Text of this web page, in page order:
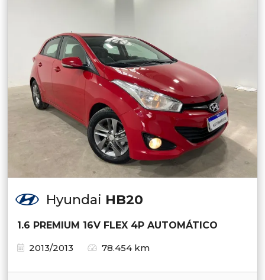
Hyundai HB20
1.6 PREMIUM 16V FLEX 4P AUTOMÁTICO
2013/2013
78.454 km